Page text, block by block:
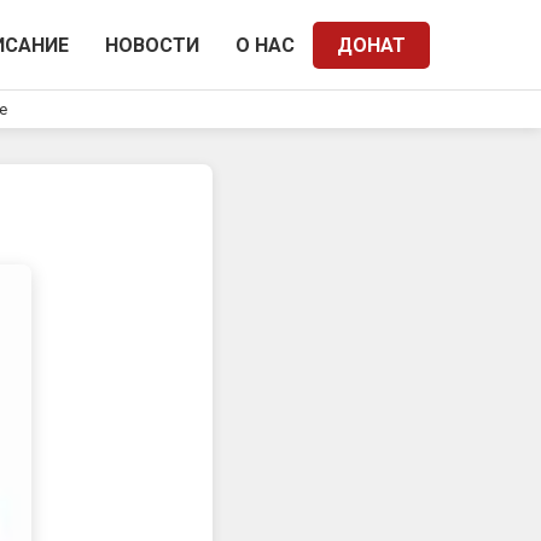
НОВОСТИ О НАС ДОНАТ